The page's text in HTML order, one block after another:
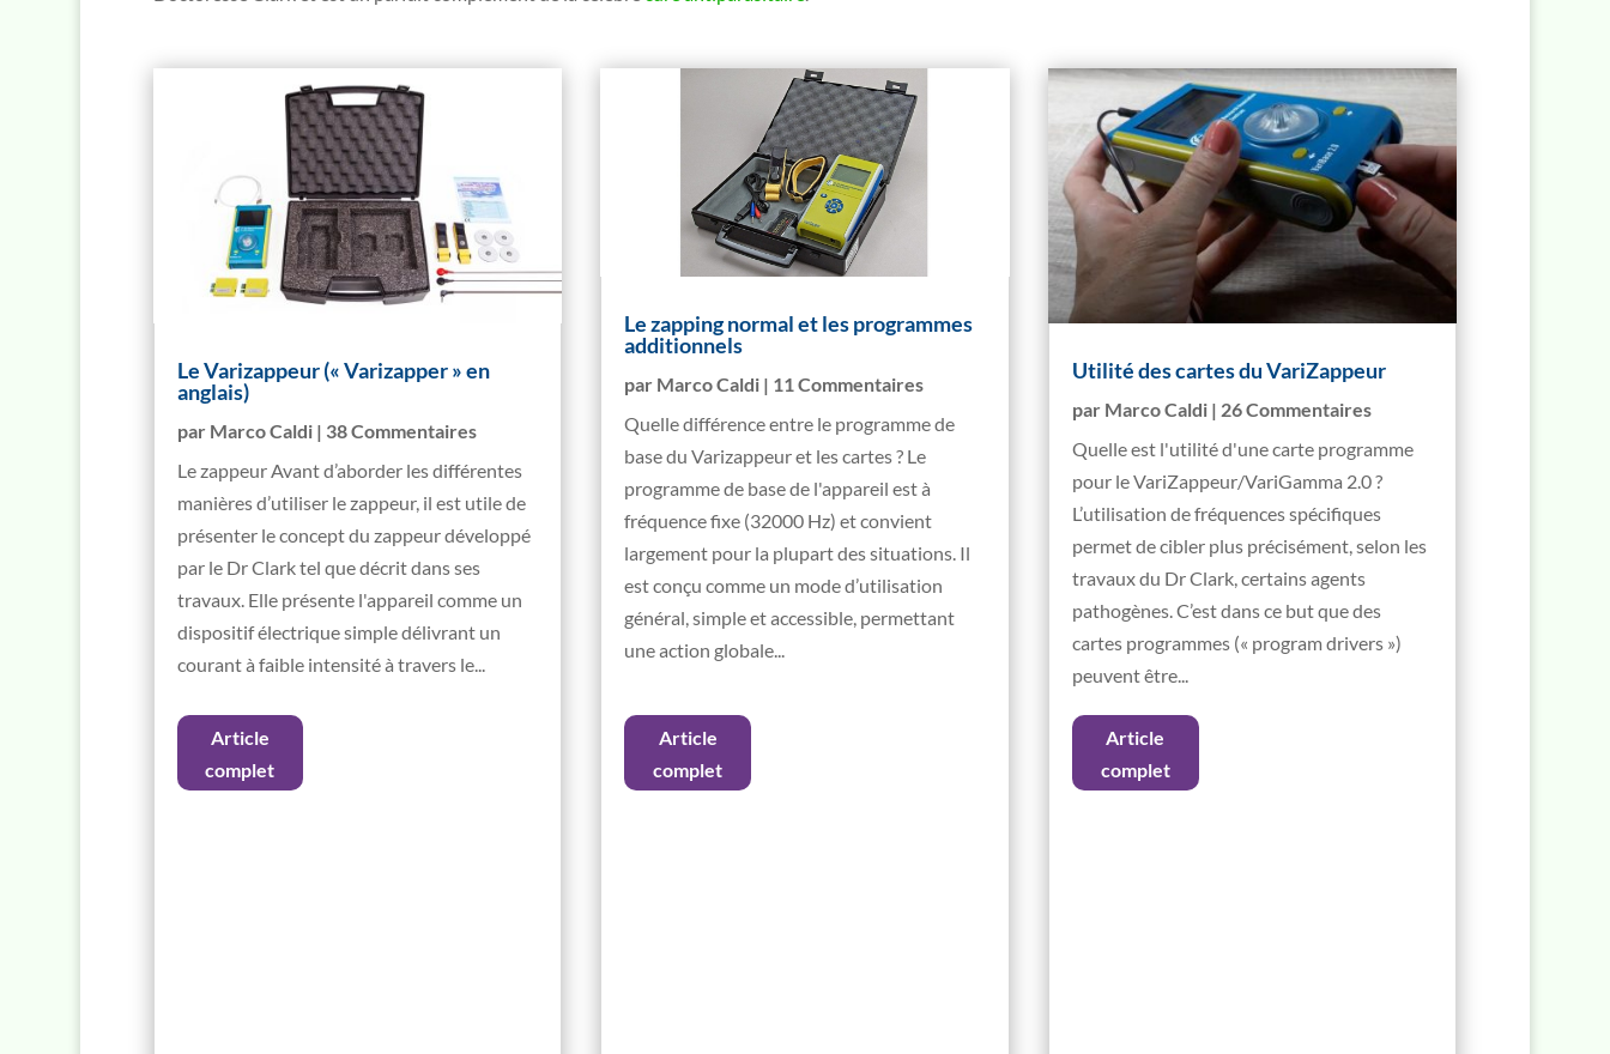
Le Varizappeur (« Varizapper » en
anglais)
par Marco Caldi| 38 Commentaires
Le zappeur Avant d’aborder les différentes
manières d’utiliser le zappeur, il est utile de
présenter le concept du zappeur développé
par le Dr Clark tel que décrit dans ses
travaux. Elle présente l'appareil comme un
dispositif électrique simple délivrant un
courant à faible intensité à travers le...
Article
complet
Le zapping normal et les programmes
additionnels
par Marco Caldi | 11 Commentaires
Quelle différence entre le programme de
base du Varizappeur et les cartes ? Le
programme de base de l'appareil est à
fréquence fixe (32000 Hz) et convient
largement pour la plupart des situations. Il
est conçu comme un mode d’utilisation
général, simple et accessible, permettant
une action globale...
Article
complet
Utilité des cartes du VariZappeur
par Marco Caldi | 26 Commentaires
Quelle est l'utilité d'une carte programme
pour le VariZappeur/VariGamma 2.0 ?
L’utilisation de fréquences spécifiques
permet de cibler plus précisément, selon les
travaux du Dr Clark, certains agents
pathogènes. C’est dans ce but que des
cartes programmes (« program drivers »)
peuvent être...
Article
complet